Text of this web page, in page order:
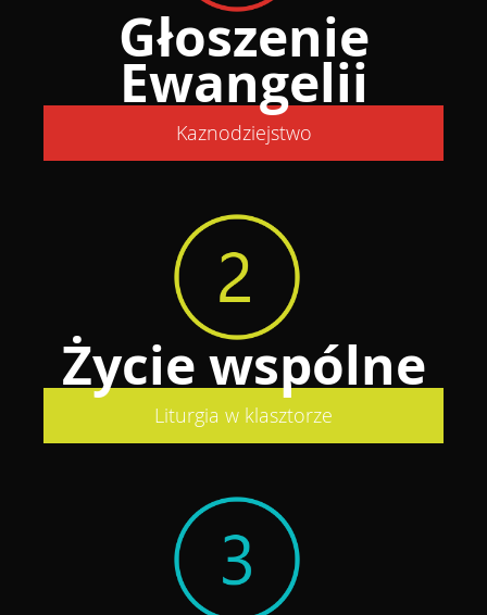
Głoszenie
Ewangelii
Kaznodziejstwo
Życie wspólne
Liturgia w klasztorze